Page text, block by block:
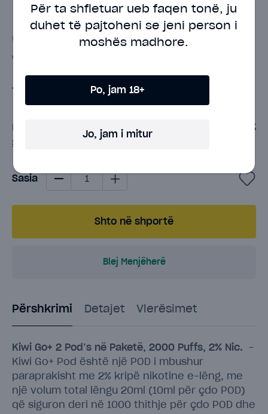
Për ta shfletuar ueb faqen tonë, ju
duhet të pajtoheni se jeni person i
moshës madhore.
Po, jam 18+
Jo, jam i mitur
Kiwi Go+ Pod Set -
Grape Ice
Write a review
7.00€
Nicotine Percentage:
2%
Shiko të gjitha specifikat
Sasia - + Add to Favorties
Shto në shportë
Blej Menjëherë
Përshkrimi Detajet Vlerësimet
Kiwi Go+ 2 Pod’s në Paketë, 2000 Puffs, 2% Nic.
–
Kiwi Go+ Pod është një POD i mbushur
paraprakisht me 2% kripë nikotine e-lëng, me
një volum total lëngu 20ml (10ml për çdo POD)
që siguron deri në 1000 thithje për çdo POD dhe